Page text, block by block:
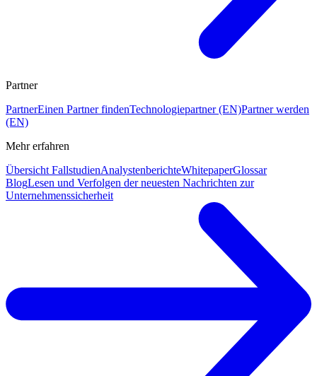
Partner
PartnerEinen Partner findenTechnologiepartner (EN)Partner werden
(EN)
Mehr erfahren
Übersicht FallstudienAnalystenberichteWhitepaperGlossar
BlogLesen und Verfolgen der neuesten Nachrichten zur
Unternehmenssicherheit